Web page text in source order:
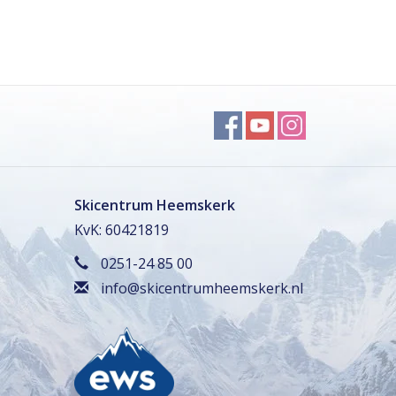
Skicentrum Heemskerk
KvK: 60421819
0251-24 85 00
info@skicentrumheemskerk.nl